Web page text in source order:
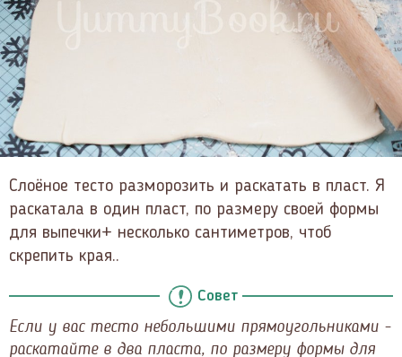
Слоёное тесто разморозить и раскатать в пласт. Я
раскатала в один пласт, по размеру своей формы
для выпечки+ несколько сантиметров, чтоб
скрепить края..
Совет
Если у вас тесто небольшими прямоугольниками -
раскатайте в два пласта, по размеру формы для